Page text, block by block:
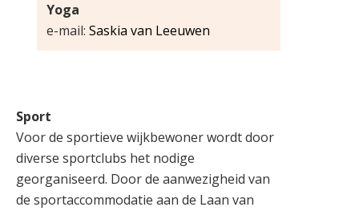
Yoga
e-mail: Saskia van Leeuwen
Sport
Voor de sportieve wijkbewoner wordt door
diverse sportclubs het nodige
georganiseerd. Door de aanwezigheid van
de sportaccommodatie aan de Laan van